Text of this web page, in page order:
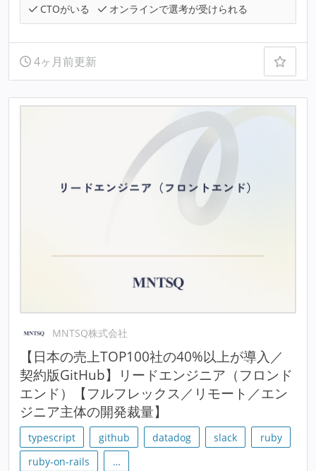
CTOがいる
オンラインで選考が受けられる
4ヶ月前更新
MNTSQ株式会社
【日本の売上TOP100社の40%以上が導入／
契約版GitHub】リードエンジニア（フロンド
エンド）【フルフレックス／リモート／エン
ジニア主体の開発裁量】
typescript github datadog slack
ruby
ruby-on-rails
…